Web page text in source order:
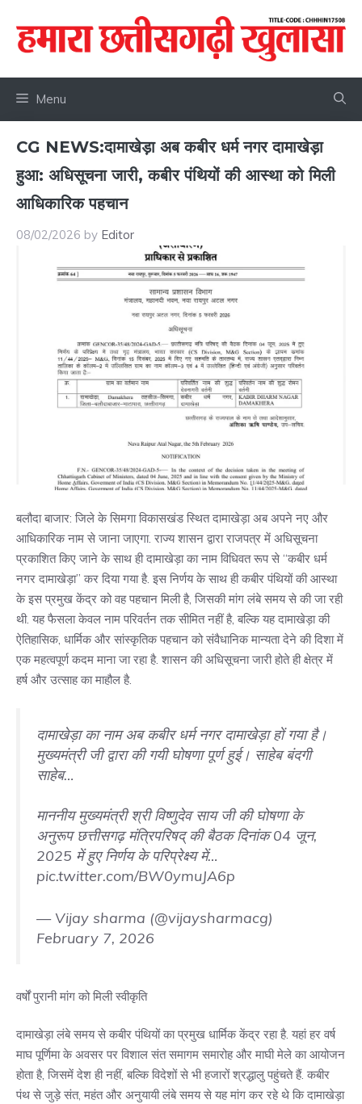
content
Menu
CG NEWS:दामाखेड़ा अब कबीर धर्म नगर दामाखेड़ा
हुआ: अधिसूचना जारी, कबीर पंथियों की आस्था को मिली
आधिकारिक पहचान
08/02/2026 by Editor
बलौदा बाजार: जिले के सिमगा विकासखंड स्थित दामाखेड़ा अब अपने नए और
आधिकारिक नाम से जाना जाएगा. राज्य शासन द्वारा राजपत्र में अधिसूचना
प्रकाशित किए जाने के साथ ही दामाखेड़ा का नाम विधिवत रूप से “कबीर धर्म
नगर दामाखेड़ा” कर दिया गया है. इस निर्णय के साथ ही कबीर पंथियों की आस्था
के इस प्रमुख केंद्र को वह पहचान मिली है, जिसकी मांग लंबे समय से की जा रही
थी. यह फैसला केवल नाम परिवर्तन तक सीमित नहीं है, बल्कि यह दामाखेड़ा की
ऐतिहासिक, धार्मिक और सांस्कृतिक पहचान को संवैधानिक मान्यता देने की दिशा में
एक महत्वपूर्ण कदम माना जा रहा है. शासन की अधिसूचना जारी होते ही क्षेत्र में
हर्ष और उत्साह का माहौल है.
दामाखेड़ा का नाम अब कबीर धर्म नगर दामाखेड़ा हों गया है।
मुख्यमंत्री जी द्वारा की गयी घोषणा पूर्ण हुई। साहेब बंदगी
साहेब…
माननीय मुख्यमंत्री श्री विष्णुदेव साय जी की घोषणा के
अनुरूप छत्तीसगढ़ मंत्रिपरिषद् की बैठक दिनांक 04 जून,
2025 में हुए निर्णय के परिप्रेक्ष्य में…
pic.twitter.com/BW0ymuJA6p
— Vijay sharma (@vijaysharmacg)
February 7, 2026
वर्षों पुरानी मांग को मिली स्वीकृति
दामाखेड़ा लंबे समय से कबीर पंथियों का प्रमुख धार्मिक केंद्र रहा है. यहां हर वर्ष
माघ पूर्णिमा के अवसर पर विशाल संत समागम समारोह और माघी मेले का आयोजन
होता है, जिसमें देश ही नहीं, बल्कि विदेशों से भी हजारों श्रद्धालु पहुंचते हैं. कबीर
पंथ से जुड़े संत, महंत और अनुयायी लंबे समय से यह मांग कर रहे थे कि दामाखेड़ा